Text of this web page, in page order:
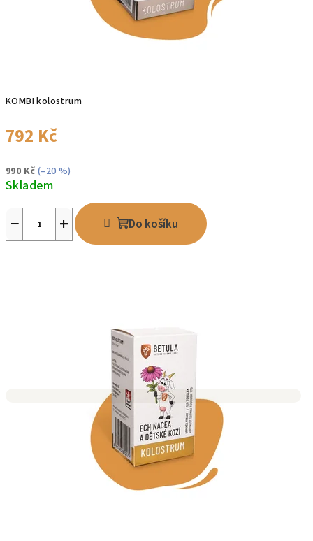
e
m
b
c
h
KOMBI kolostrum
792 Kč
990 Kč(–20 %)
Skladem
+
− Do košíku